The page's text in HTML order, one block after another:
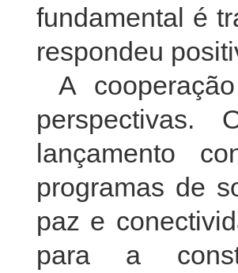
fundamental é
respondeu
A
lançamento
programas de
paz e
para a